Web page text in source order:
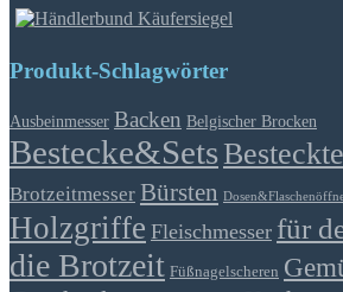
Produkt-Schlagwörter
Ausbeinmesser Backen Belgischer Brocken
Bestecke&Sets
Brotzeitmesser Bürsten
Holzgriffe Fleischmesser für
die Brotzeit Füßnagelscheren